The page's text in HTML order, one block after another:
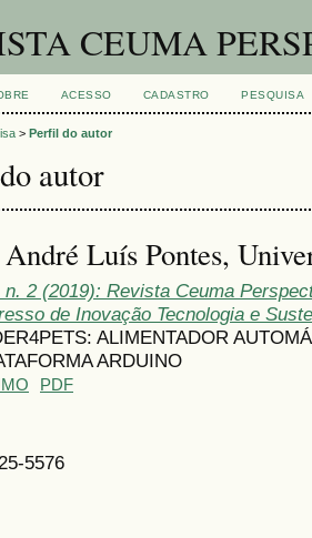
CEUMA
ACESSO CADASTRO PESQUISA
> Perfil do autor
autor
Luís Pontes,
n. 2 (2019): Revista Ceuma
de Inovação Tecnologia e
ALIMENTADOR
ARDUINO
PDF
5576